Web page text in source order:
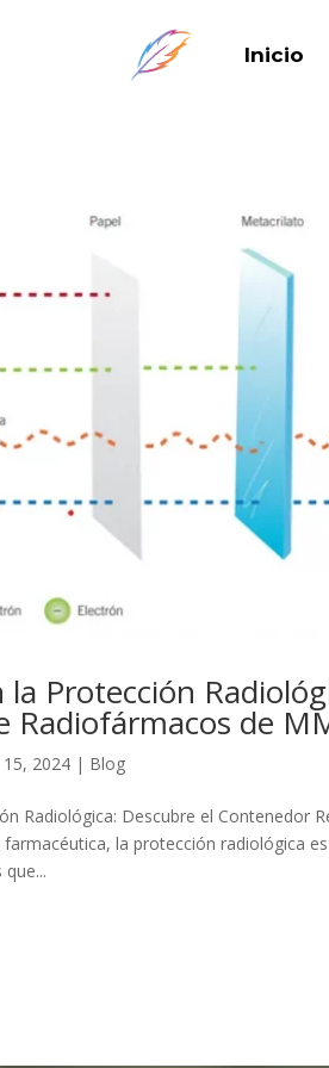
Inicio
la Protección
Radiofármacos de
2024 | Blog
Radiológica: Descubre el Contenedor
la protección radiológica